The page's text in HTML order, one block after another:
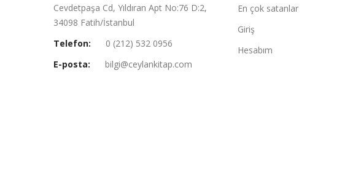
Cevdetpaşa Cd, Yıldıran Apt No:76 D:2,
34098 Fatih/İstanbul
Telefon:
0 (212) 532 0956
E-posta:
bilgi@ceylankitap.com
En çok satanlar
Giriş
Hesabım